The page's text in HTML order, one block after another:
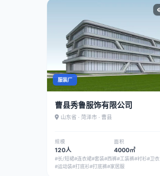
服装厂
曹县秀鲁服饰有限公司
山东省 · 菏泽市 · 曹县
规模
120人
面积
4000㎡
#长/短裙#连衣裙#套装#西裤#工装裤#衬衫#卫衣
#运动装#打底衫#打底裤#家居服